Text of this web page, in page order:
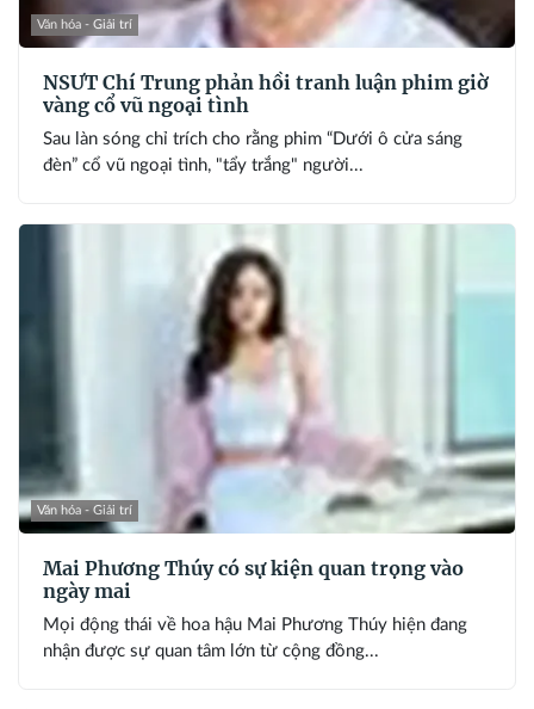
Văn hóa - Giải trí
NSƯT Chí Trung phản hồi tranh luận phim giờ
vàng cổ vũ ngoại tình
Sau làn sóng chỉ trích cho rằng phim “Dưới ô cửa sáng
đèn” cổ vũ ngoại tình, "tẩy trắng" người...
Văn hóa - Giải trí
Mai Phương Thúy có sự kiện quan trọng vào
ngày mai
Mọi động thái về hoa hậu Mai Phương Thúy hiện đang
nhận được sự quan tâm lớn từ cộng đồng...